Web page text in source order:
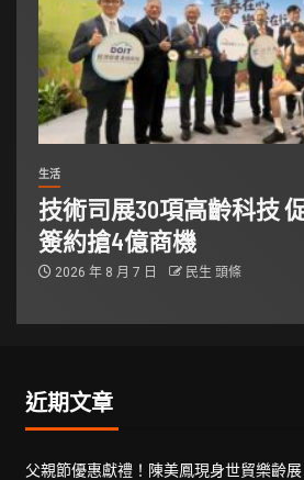
生活
技術司展30項高齡科技
簽約搶4億商機
2026 年 8 月 7 日 民生 頭條
近期文章
父親節優惠獻禮！陳美鳳現身世貿樂齡